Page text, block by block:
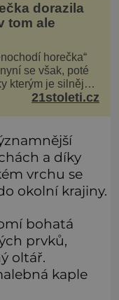
dorazila
tom ale
horečka“
se však, poté
kterým je silnější,
se objevily už i v
21stoleti.cz
a díky
vrchu se
okolní krajiny.
bohatá
prvků,
oltář.
kaple